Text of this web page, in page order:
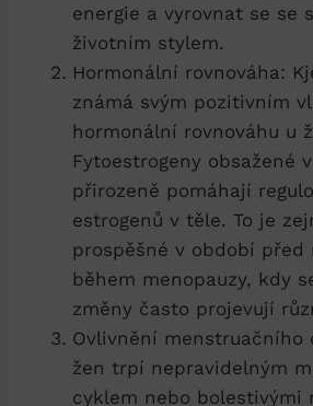
energie a vyrovnat se se
životním stylem.
Hormonální rovnováha:
známá svým pozitivním
hormonální rovnováhu u
Fytoestrogeny obsažené
přirozeně pomáhají
estrogenů v těle. To je
prospěšné v období před
během menopauzy, kdy
změny často projevují
Ovlivnění menstruačního
žen trpí nepravidelným
cyklem nebo bolestivými